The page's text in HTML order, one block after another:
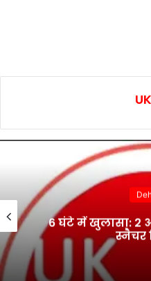
6 घंटे में खुलासा: 2
स्नैचर